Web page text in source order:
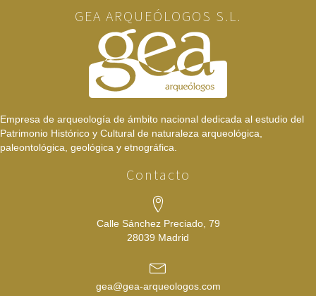
GEA ARQUEÓLOGOS S.L.
Empresa de arqueología de ámbito nacional dedicada al estudio del
Patrimonio Histórico y Cultural de naturaleza arqueológica,
paleontológica, geológica y etnográfica.
Contacto
Calle Sánchez Preciado, 79
28039 Madrid
gea@gea-arqueologos.com